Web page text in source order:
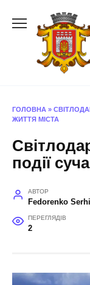
ГОЛОВНА »
ЖИТТЯ МІСТА
події
АВТОР
Fedorenko
ПЕРЕГЛЯДІВ
2